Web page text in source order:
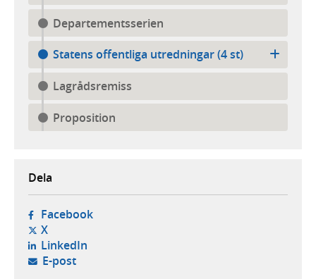
Departementsserien
Statens offentliga utredningar (4 st)
Lagrådsremiss
Proposition
Dela
Facebook- öppnas i ny flik, extern webbplats,
X- öppnas i ny flik, extern webbplats,
LinkedIn- öppnas i ny flik, extern webbplats,
E-post- öppnar din e-postklient,